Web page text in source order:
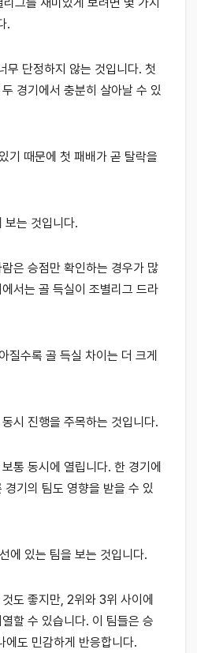
.
무 단정하지 않는 것입니다. 첫
경기에서 충분히 살아날 수 있
기 때문에 첫 패배가 곧 탈락을
보는 것입니다.
은 승점만 확인하는 경우가 많
서는 골 득실이 조별리그 드라
질수록 골 득실 차이는 더 크게
시 진행을 주목하는 것입니다.
통 동시에 열립니다. 한 경기에
기의 팀도 영향을 받을 수 있
에 있는 팀을 보는 것입니다.
도 좋지만, 2위와 3위 사이에
할 수 있습니다. 이 팀들은 승
에도 민감하게 반응합니다.